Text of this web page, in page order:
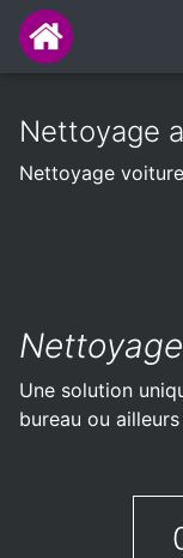
Nettoyage
Nettoyage
Une solution
bureau ou